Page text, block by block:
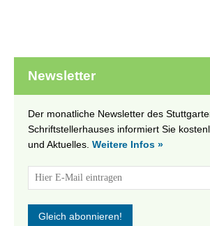
Newsletter
Der monatliche Newsletter des
Schriftstellerhauses informiert Sie
und Aktuelles. Weitere Infos »